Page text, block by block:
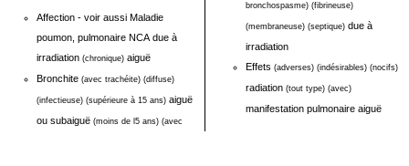
Affection - voir aussi Maladie
poumon, pulmonaire NCA due à
irradiation (chronique) aiguë
Bronchite (avec trachéite) (diffuse)
(infectieuse) (supérieure à 15 ans) aiguë
ou subaiguë (moins de l5 ans) (avec
bronchospasme) (fibrineuse)
(membraneuse) (septique) due à
irradiation
Effets (adverses) (indésirables) (nocifs)
radiation (tout type) (avec)
manifestation pulmonaire aiguë